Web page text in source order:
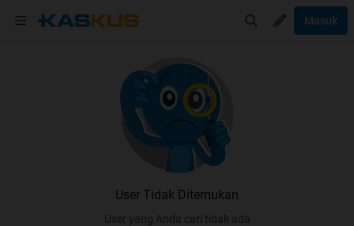
Masuk
User Tidak Ditemukan
User yang Anda cari tidak ada